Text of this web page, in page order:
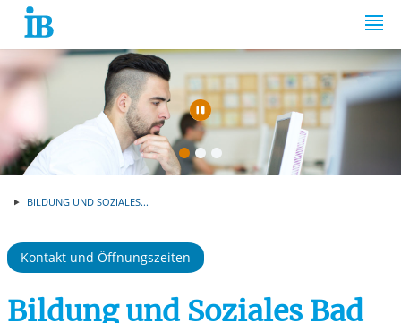
Springe zum Inhalt
Automatische
BILDUNG UND SOZIALES...
Kontakt und Öffnungszeiten
Bildung und Soziales Bad